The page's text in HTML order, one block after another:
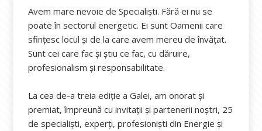
Avem mare nevoie de Specialiști. Fără ei nu se
poate în sectorul energetic. Ei sunt Oamenii care
sfințesc locul și de la care avem mereu de învățat.
Sunt cei care fac și știu ce fac, cu dăruire,
profesionalism și responsabilitate.
La cea de-a treia ediție a Galei, am onorat și
premiat, împreună cu invitații și partenerii noștri, 25
de specialiști, experți, profesioniști din Energie și